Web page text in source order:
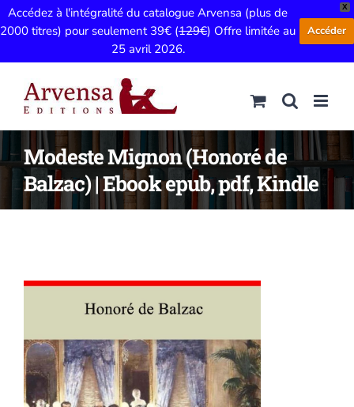
X
Accédez à l'intégralité du catalogue Arvensa (plus de
2000 titres) pour seulement 39€ (129€) Offre limitée au
25 avril 2026.
Accéder
contenu
Modeste Mignon (Honoré de
Balzac) | Ebook epub, pdf, Kindle